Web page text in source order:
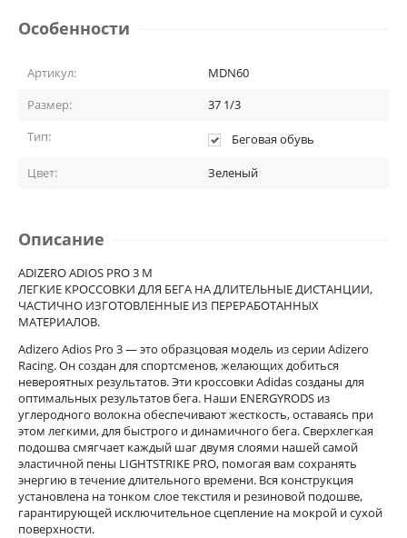
Особенности
Артикул:
MDN60
Размер:
37 1/3
Тип:
Беговая обувь
Цвет: Зеленый
Описание
ADIZERO ADIOS PRO 3 M
ЛЕГКИЕ КРОССОВКИ ДЛЯ БЕГА НА ДЛИТЕЛЬНЫЕ ДИСТАНЦИИ,
ЧАСТИЧНО ИЗГОТОВЛЕННЫЕ ИЗ ПЕРЕРАБОТАННЫХ
МАТЕРИАЛОВ.
Adizero Adios Pro 3 — это образцовая модель из серии Adizero
Racing. Он создан для спортсменов, желающих добиться
невероятных результатов. Эти кроссовки Adidas созданы для
оптимальных результатов бега. Наши ENERGYRODS из
углеродного волокна обеспечивают жесткость, оставаясь при
этом легкими, для быстрого и динамичного бега. Сверхлегкая
подошва смягчает каждый шаг двумя слоями нашей самой
эластичной пены LIGHTSTRIKE PRO, помогая вам сохранять
энергию в течение длительного времени. Вся конструкция
установлена на тонком слое текстиля и резиновой подошве,
гарантирующей исключительное сцепление на мокрой и сухой
поверхности.